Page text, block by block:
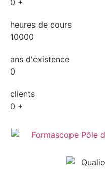
0 +
heures de cours
10000
ans d'existence
0
clients
0 +